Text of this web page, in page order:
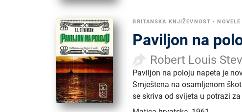
BRITANSKA KNJIŽEVNOST • NOVELE
Paviljon na
Robert Louis
Paviljon na poloju napeta je
Smještena na osamljenom
se skriva od svijeta u potrazi